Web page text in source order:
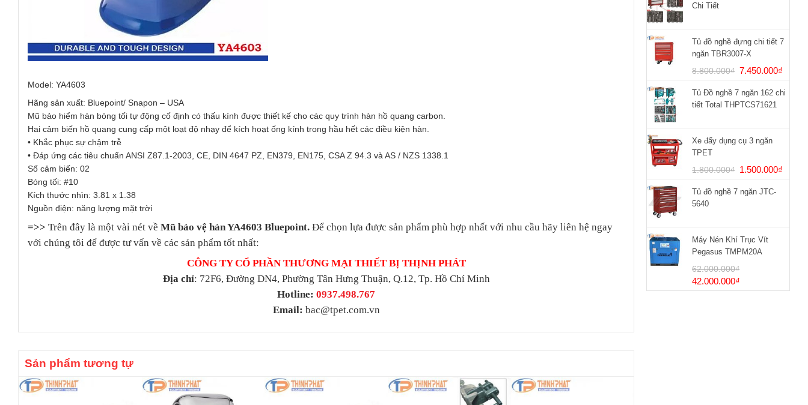
Chi Tiết
Tủ đồ nghề đựng chi tiết 7
ngăn TBR3007-X
8.800.000₫ Giá
gốc
là:
8.800.000₫.
7.450.000₫
hiện
tại
Tủ Đồ nghề 7 ngăn 162 chi
tiết Total THPTCS71621
Xe đẩy dụng cụ 3 ngăn
TPET
1.800.000₫ Giá
gốc
là:
1.500.000₫
hiện
Tủ đồ nghề 7 ngăn JTC-
5640
Máy Nén Khí Trục Vít
Pegasus TMPM20A
62.000.000₫
Giá
gốc
42.000.000₫
hiện
Model: YA4603
Hãng sản xuất: Bluepoint/ Snapon – USA
Mũ bảo hiểm hàn bóng tối tự động cố định có thấu kính được thiết kế cho các quy trình hàn hồ quang carbon.
Hai cảm biến hồ quang cung cấp một loạt độ nhạy để kích hoạt ống kính trong hầu hết các điều kiện hàn.
• Khắc phục sự chậm trễ
• Đáp ứng các tiêu chuẩn ANSI Z87.1-2003, CE, DIN 4647 PZ, EN379, EN175, CSA Z 94.3 và AS / NZS 1338.1
Số cảm biến: 02
Bóng tối: #10
Kích thước nhìn: 3.81 x 1.38
Nguồn điện: năng lượng mặt trời
=>> Trên đây là một vài nét vềMũ bảo vệ hàn YA4603 Bluepoint. Để chọn lựa được sản phẩm phù hợp nhất với nhu cầu hãy liên hệ ngay
với chúng tôi để được tư vấn về các sản phẩm tốt nhất:
CÔNG TY CỔ PHẦN THƯƠNG MẠI THIẾT BỊ THỊNH PHÁT
Địa chỉ: 72F6, Đường DN4, Phường Tân Hưng Thuận, Q.12, Tp. Hồ Chí Minh
Hotline: 0937.498.767
Email: bac@tpet.com.vn
Sản phẩm tương tự